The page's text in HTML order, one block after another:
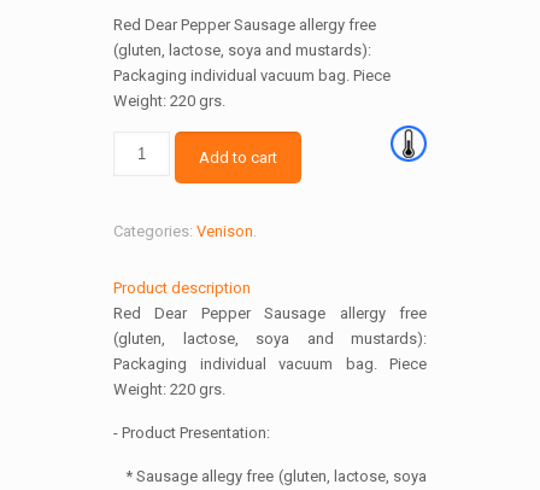
Red Dear Pepper Sausage allergy free
(gluten, lactose, soya and mustards):
Packaging individual vacuum bag. Piece
Weight: 220 grs.
Add to cart
Categories: Venison
Product description
Red Dear Pepper Sausage allergy free
(gluten, lactose, soya and mustards):
Packaging individual vacuum bag. Piece
Weight: 220 grs.
- Product Presentation:
* Sausage allegy free (gluten, lactose, soya